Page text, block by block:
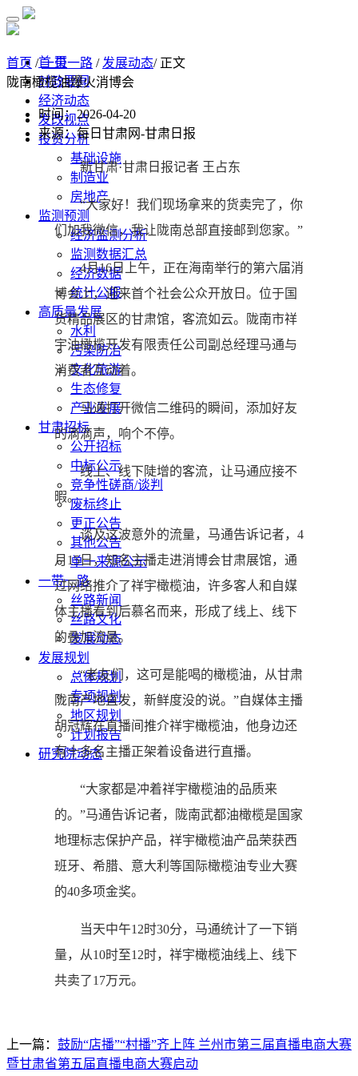
首 页
时政要闻
经济动态
发改视点
投资分析
基础设施
制造业
房地产
监测预测
经济监测分析
监测数据汇总
经济数据
统计公报
高质量发展
水利
污染防治
文化旅游
生态修复
产业发展
甘肃招标
公开招标
中标公示
竞争性磋商/谈判
废标终止
更正公告
其他公告
单一来源公示
一带一路
丝路新闻
丝路文化
发展动态
发展规划
总体规划
专项规划
地区规划
计划报告
研究院动态
首页 /一带一路 / 发展动态/ 正文
陇南橄榄油爆火消博会
时间：2026-04-20
来源：每日甘肃网-甘肃日报
新甘肃·甘肃日报记者 王占东
“大家好！我们现场拿来的货卖完了，你
们加我微信，我让陇南总部直接邮到您家。”
4月16日上午，正在海南举行的第六届消
博会上，迎来首个社会公众开放日。位于国
货精品展区的甘肃馆，客流如云。陇南市祥
宇油橄榄开发有限责任公司副总经理马通与
消费者互动着。
马通打开微信二维码的瞬间，添加好友
的滴滴声，响个不停。
线上、线下陡增的客流，让马通应接不
暇。
谈及这波意外的流量，马通告诉记者，4
月15日，知名主播走进消博会甘肃展馆，通
过网络推介了祥宇橄榄油，许多客人和自媒
体主播看到后慕名而来，形成了线上、线下
的叠加流量。
“老友们，这可是能喝的橄榄油，从甘肃
陇南产地直发，新鲜度没的说。”自媒体主播
胡冠辉在直播间推介祥宇橄榄油，他身边还
有十多名主播正架着设备进行直播。
“大家都是冲着祥宇橄榄油的品质来
的。”马通告诉记者，陇南武都油橄榄是国家
地理标志保护产品，祥宇橄榄油产品荣获西
班牙、希腊、意大利等国际橄榄油专业大赛
的40多项金奖。
当天中午12时30分，马通统计了一下销
量，从10时至12时，祥宇橄榄油线上、线下
共卖了17万元。
上一篇： 鼓励“店播”“村播”齐上阵 兰州市第三届直播电商大赛
暨甘肃省第五届直播电商大赛启动